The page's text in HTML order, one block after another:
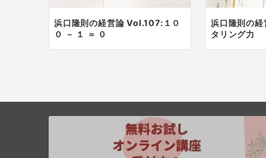
浜口隆則の経営論 Vol.107:１０
０ － １ ＝ ０
浜口隆則の
タリング力